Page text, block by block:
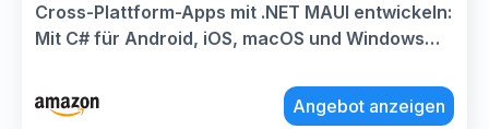
Cross-Plattform-Apps mit .NET MAUI entwickeln:
Mit C# für Android, iOS, macOS und Windows
Angebot anzeigen